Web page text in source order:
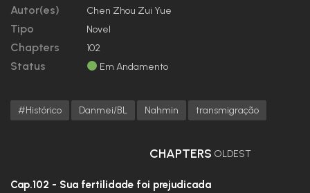
Autor(es) Chen Zhou Zui Yue
Tipo Novel
Chapters 102
Status Em Andamento
#Histórico Danmei/BL Nahmin transmigração
CHAPTERS OLDEST
Cap.102 - Sua fertilidade foi prejudicada